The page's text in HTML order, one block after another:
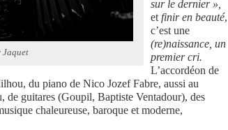
sur le dernier »,
et finir en beauté,
c’est une
(re)naissance, un
premier cri.
L’accordéon de
du piano de Nico Jozef Fabre, aussi au
guitares (Goupil, Baptiste Ventadour), des
chaleureuse, baroque et moderne,